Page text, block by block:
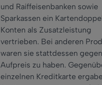
und Raiffeisenbanken sowie
Sparkassen ein
Konten als Zusatzleistung
vertrieben. Bei anderen
waren sie stattdessen gegen
Aufpreis zu haben.
einzelnen Kreditkarte